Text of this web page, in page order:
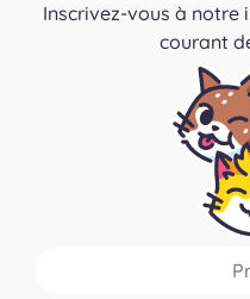
Inscrivez-vous à notre
courant